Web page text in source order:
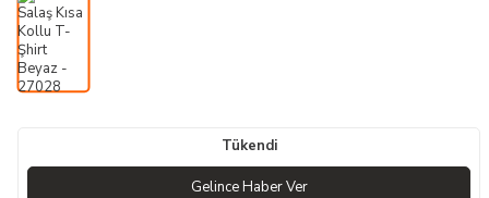
Tükendi
Gelince Haber Ver